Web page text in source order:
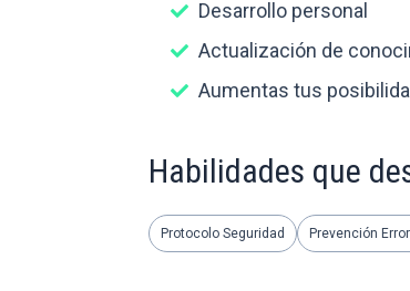
Desarrollo personal
Actualización de
Aumentas tus
Habilidades que
Protocolo Seguridad Prevención